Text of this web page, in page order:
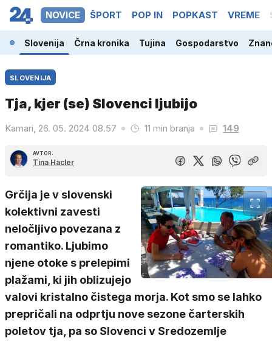
NOVICE ŠPORT POP IN POPKAST VREME
Slovenija Črna kronika Tujina Gospodarstvo
SLOVENIJA
Tja, kjer (se) Slovenci ljubijo
Kamari, 26. 05. 2024 08.57 11 min branja 149
AVTOR:
Tina Hacler
Grčija je v slovenski
kolektivni zavesti
neločljivo povezana z
romantiko. Ljubimo
njene otoke s prelepimi
plažami, ki jih oblizujejo
valovi kristalno čistega morja. Kot smo se lahko
prepričali na odprtju nove sezone čarterskih
poletov tja, pa so Slovenci v Sredozemlje